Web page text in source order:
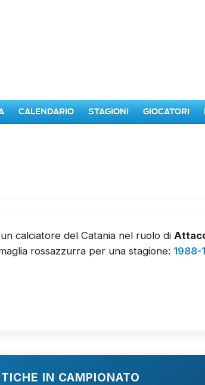
CALENDARIO STAGIONI GIOCATORI
calciatore del Catania nel ruolo di
rossazzurra per una stagione: 1988-
IN CAMPIONATO